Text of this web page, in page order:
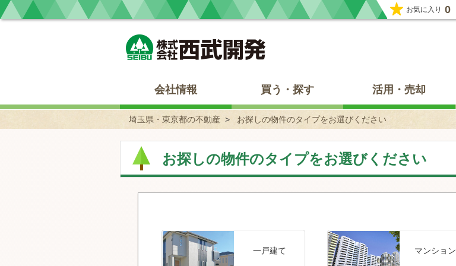
お気に入り 0
会社情報 買う・探す 活用・売却
埼玉県・東京都の不動産 お探しの物件のタイプをお選びください
お探しの物件のタイプをお選びください
一戸建て マンション